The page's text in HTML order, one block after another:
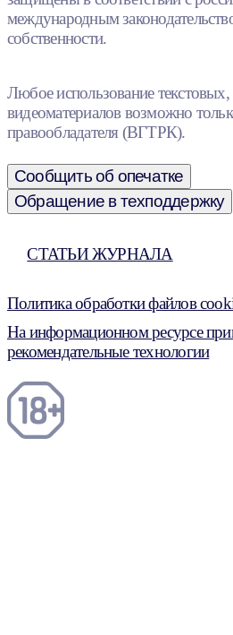
международным
собственности.
Любое использование
видеоматериалов возможно
правообладателя (ВГТРК).
Сообщить об опечатке
Обращение в техподдержку
СТАТЬИ ЖУРНАЛА
Политика обработки файлов
На информационном ресурсе
рекомендательные технологии